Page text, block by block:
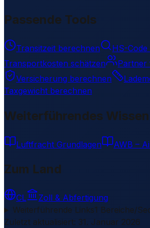
Passende Tools
Transitzeit berechnen
HS-Code
Transportkosten schätzen
Partner
Versicherung berechnen
Taxgewicht berechnen
Weiterführendes Wissen
Luftfracht Grundlagen AWB –
Zum Land
CL
Zoll & Abfertigung
Weiterführende Links1 Bereiche/
Zuletzt aktualisiert: 31. Januar 2026